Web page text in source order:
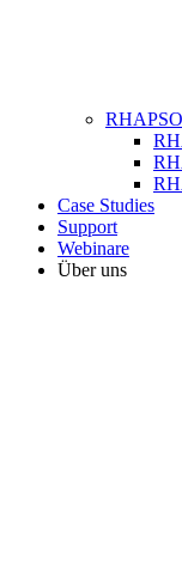
Case Studies
Support
Webinare
Über uns